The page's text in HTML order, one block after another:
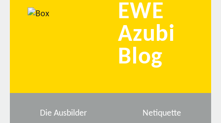
EWE
Azubi
Blog
Die Ausbilder Netiquette